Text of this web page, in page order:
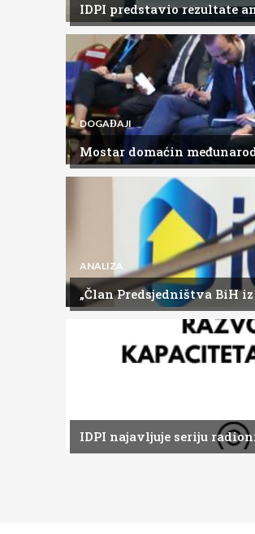
IDPI predstavio rezultate
DOGAĐAJI
Mostar domaćin
ANALIZA
„Član Predsjedništva BiH
IDPI najavljuje seriju